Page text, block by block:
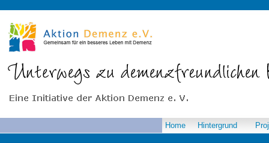
Home Hintergrund